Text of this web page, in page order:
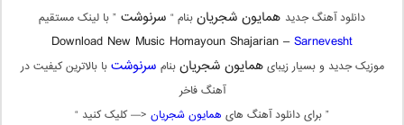
دانلود آهنگ جدید همایون شجریانبنام “ سرنوشت ” با لینک مستقیم
Download New Music Homayoun Shajarian –Sarnevesht
موزیک جدید و بسیار زیبایهمایون شجریانبنام سرنوشتبا بالاترین کیفیت در
آهنگ فاخر
” برای دانلود آهنگ های همایون شجریان <— کلیک کنید “